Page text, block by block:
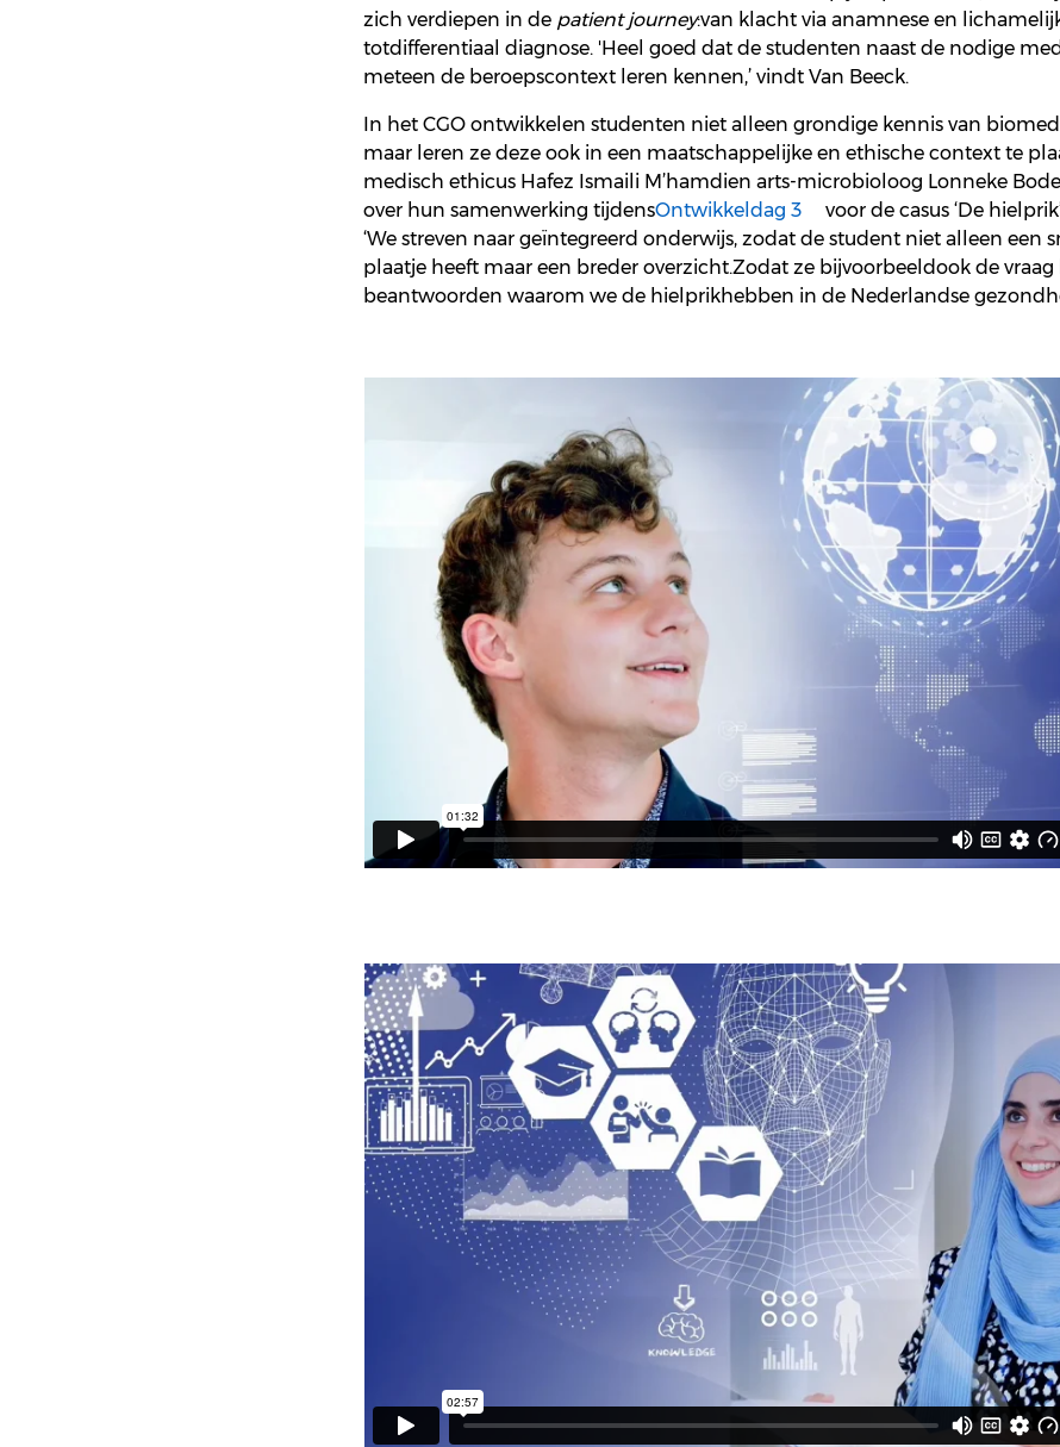
zich verdiepen in de patientjourney:van klacht viaanamnese en
totdifferentiaal diagnose. 'Heelgoed dat destudenten naast de nodige
meteen de beroepscontext leren kennen,’vindt Van Beeck.
In het CGOontwikkelen studenten niet alleen grondige kennis van
maar leren zedeze ook ineen maatschappelijke en ethische contextte
medisch ethicus Hafez Ismaili M’hamdien arts-microbioloog Lonneke
over hunsamenwerkingtijdensOntwikkeldag 3 voor de casus ‘De hielprik
‘Westreven naar geïntegreerd onderwijs,zodat de student niet alleen een
plaatje heeft maareen breder overzicht.Zodat ze bijvoorbeeldook devraag
beantwoorden waarom we de hielprikhebben inde Nederlandse